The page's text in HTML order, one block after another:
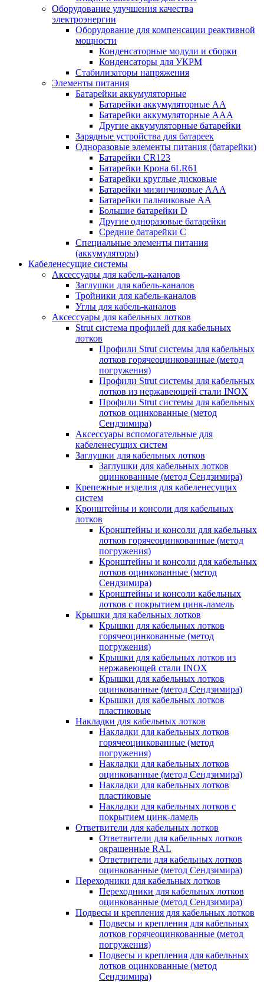
Оборудование улучшения качества
электроэнергии
Оборудование для компенсации реактивной
мощности
Конденсаторные модули и сборки
Конденсаторы для УКРМ
Стабилизаторы напряжения
Элементы питания
Батарейки аккумуляторные
Батарейки аккумуляторные АА
Батарейки аккумуляторные ААА
Другие аккумуляторные батарейки
Зарядные устройства для батареек
Одноразовые элементы питания (батарейки)
Батарейки CR123
Батарейки Крона 6LR61
Батарейки круглые дисковые
Батарейки мизинчиковые ААА
Батарейки пальчиковые АА
Большие батарейки D
Другие одноразовые батарейки
Средние батарейки C
Специальные элементы питания
(аккумуляторы)
Кабеленесущие системы
Аксессуары для кабель-каналов
Заглушки для кабель-каналов
Тройники для кабель-каналов
Углы для кабель-каналов
Аксессуары для кабельных лотков
Strut система профилей для кабельных
лотков
Профили Strut системы для кабельных
лотков горячеоцинкованные (метод
погружения)
Профили Strut системы для кабельных
лотков из нержавеющей стали INOX
Профили Strut системы для кабельных
лотков оцинкованные (метод
Сендзимира)
Аксессуары вспомогательные для
кабеленесущих систем
Заглушки для кабельных лотков
Заглушки для кабельных лотков
оцинкованные (метод Сендзимира)
Крепежные изделия для кабеленесущих
систем
Кронштейны и консоли для кабельных
лотков
Кронштейны и консоли для кабельных
лотков горячеоцинкованные (метод
погружения)
Кронштейны и консоли для кабельных
лотков оцинкованные (метод
Сендзимира)
Кронштейны и консоли кабельных
лотков с покрытием цинк-ламель
Крышки для кабельных лотков
Крышки для кабельных лотков
горячеоцинкованные (метод
погружения)
Крышки для кабельных лотков из
нержавеющей стали INOX
Крышки для кабельных лотков
оцинкованные (метод Сендзимира)
Крышки для кабельных лотков
пластиковые
Накладки для кабельных лотков
Накладки для кабельных лотков
горячеоцинкованные (метод
погружения)
Накладки для кабельных лотков
оцинкованные (метод Сендзимира)
Накладки для кабельных лотков
пластиковые
Накладки для кабельных лотков с
покрытием цинк-ламель
Ответвители для кабельных лотков
Ответвители для кабельных лотков
окрашенные RAL
Ответвители для кабельных лотков
оцинкованные (метод Сендзимира)
Переходники для кабельных лотков
Переходники для кабельных лотков
оцинкованные (метод Сендзимира)
Подвесы и крепления для кабельных лотков
Подвесы и крепления для кабельных
лотков горячеоцинкованные (метод
погружения)
Подвесы и крепления для кабельных
лотков оцинкованные (метод
Сендзимира)